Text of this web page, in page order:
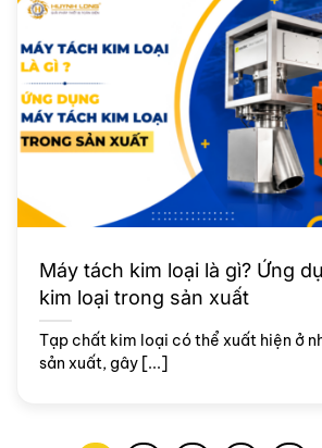
Máy tách kim loại là gì? Ứng
kim loại trong sản xuất
Tạp chất kim loại có thể xuất hiện ở
sản xuất, gây [...]